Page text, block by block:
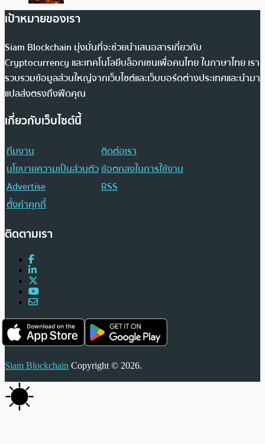
เป้าหมายของเรา
Siam Blockchain มุ่งมั่นที่จะช่วยนำเสนอสารเกี่ยวกับ
Cryptocurrency และเทคโนโลยีบล็อกเชนเพื่อคนไทย ในภาษาไทย เรา
รวบรวมข้อมูลส่วนใหญ่จากเว็บไซต์และเว็บบอร์ดต่างประเทศและนำมา
แปลส่งตรงถึงฟีดคุณ
เกี่ยวกับเว็บไซต์นี้
ทีมงาน
ติดต่อเรา
นโยบายความเป็นส่วนตัวข้อตกลงในการใช้งาน
Advertise
RSS
ตั้งค่าคุกกี้
ติดตามเรา
Siam Blockchain Copyright © 2026.